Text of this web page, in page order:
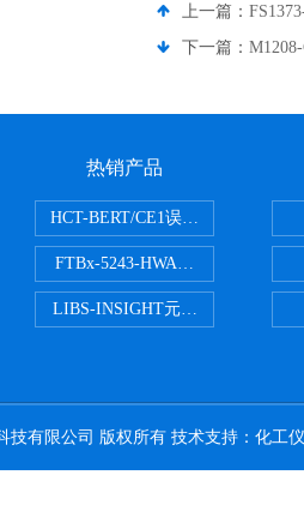
上一篇：
下一篇：
热销产品
HCT-BERT/CE1误码测试仪
FTBx-5243-HWA光谱分析仪
LIBS-INSIGHT元素光谱分析仪
技有限公司 版权所有 技术支持： 化工